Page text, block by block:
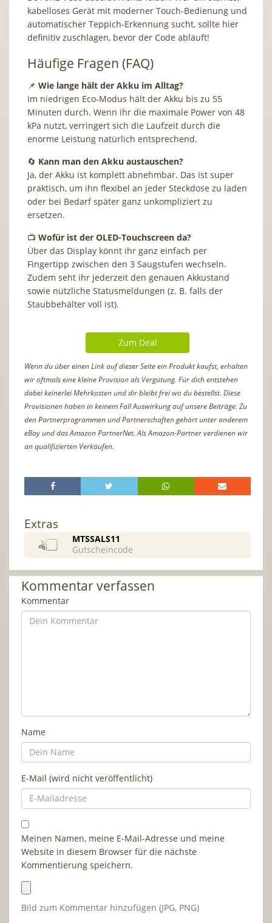
kabelloses Gerät mit moderner Touch-Bedienung und
automatischer Teppich-Erkennung sucht, sollte hier
definitiv zuschlagen, bevor der Code abläuft!
Häufige Fragen (FAQ)
📌 Wie lange hält der Akku im Alltag?
Im niedrigen Eco-Modus hält der Akku bis zu 55
Minuten durch. Wenn ihr die maximale Power von 48
kPa nutzt, verringert sich die Laufzeit durch die
enorme Leistung natürlich entsprechend.
🔄 Kann man den Akku austauschen?
Ja, der Akku ist komplett abnehmbar. Das ist super
praktisch, um ihn flexibel an jeder Steckdose zu laden
oder bei Bedarf später ganz unkompliziert zu
ersetzen.
📺 Wofür ist der OLED-Touchscreen da?
Über das Display könnt ihr ganz einfach per
Fingertipp zwischen den 3 Saugstufen wechseln.
Zudem seht ihr jederzeit den genauen Akkustand
sowie nützliche Statusmeldungen (z. B. falls der
Staubbehälter voll ist).
Zum Deal
Wenn du über einen Link auf dieser Seite ein Produkt kaufst, erhalten
wir oftmals eine kleine Provision als Vergütung. Für dich entstehen
dabei keinerlei Mehrkosten und dir bleibt frei wo du bestellst. Diese
Provisionen haben in keinem Fall Auswirkung auf unsere Beiträge. Zu
den Partnerprogrammen und Partnerschaften gehört unter anderem
eBay und das Amazon PartnerNet. Als Amazon-Partner verdienen wir
an qualifizierten Verkäufen.
Extras
MTSSALS11
Gutscheincode
Kommentar verfassen
Kommentar
Name
E-Mail (wird nicht veröffentlicht)
Meinen Namen, meine E-Mail-Adresse und meine
Website in diesem Browser für die nächste
Kommentierung speichern.
Bild zum Kommentar hinzufügen (JPG, PNG)